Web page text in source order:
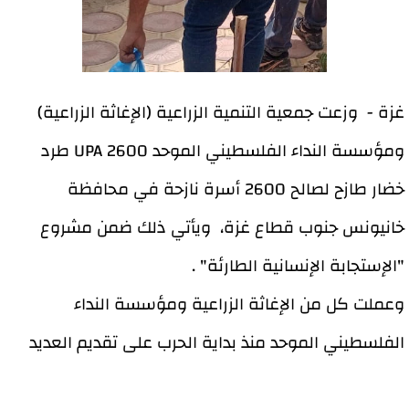
غزة - وزعت جمعية التنمية الزراعية (الإغاثة الزراعية)
ومؤسسة النداء الفلسطيني الموحد UPA 2600 طرد
خضار طازح لصالح 2600 أسرة نازحة في محافظة
خانيونس جنوب قطاع غزة، ويأتي ذلك ضمن مشروع
"الإستجابة الإنسانية الطارئة" .
وعملت كل من الإغاثة الزراعية ومؤسسة النداء
الفلسطيني الموحد منذ بداية الحرب على تقديم العديد